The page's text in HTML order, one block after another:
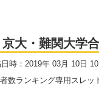
京大・難関大学
時：2019年 03月 10日
数ランキング専用スレッ